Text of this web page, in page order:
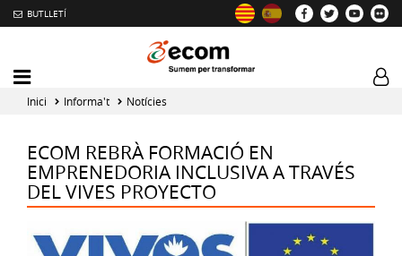
BUTLLETÍ
Mobile
menu
toggler
Inici Informa't Notícies
ECOM REBRÀ FORMACIÓ EN
EMPRENEDORIA INCLUSIVA A TRAVÉS
DEL VIVES PROYECTO